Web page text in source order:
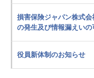
損害保険ジャパン株式
の発生及び情報漏えい
役員新体制のお知らせ